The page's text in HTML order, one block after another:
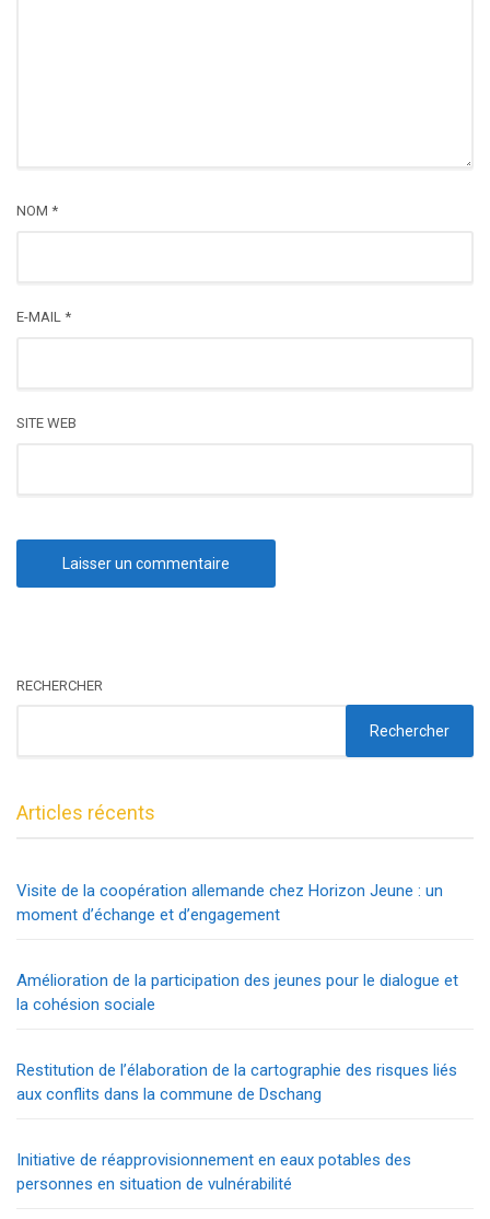
NOM *
E-MAIL *
SITE WEB
RECHERCHER
Rechercher
Articles récents
Visite de la coopération allemande chez Horizon Jeune : un
moment d’échange et d’engagement
Amélioration de la participation des jeunes pour le dialogue et
la cohésion sociale
Restitution de l’élaboration de la cartographie des risques liés
aux conflits dans la commune de Dschang
Initiative de réapprovisionnement en eaux potables des
personnes en situation de vulnérabilité